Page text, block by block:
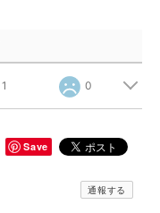
1 0
Save
通報する